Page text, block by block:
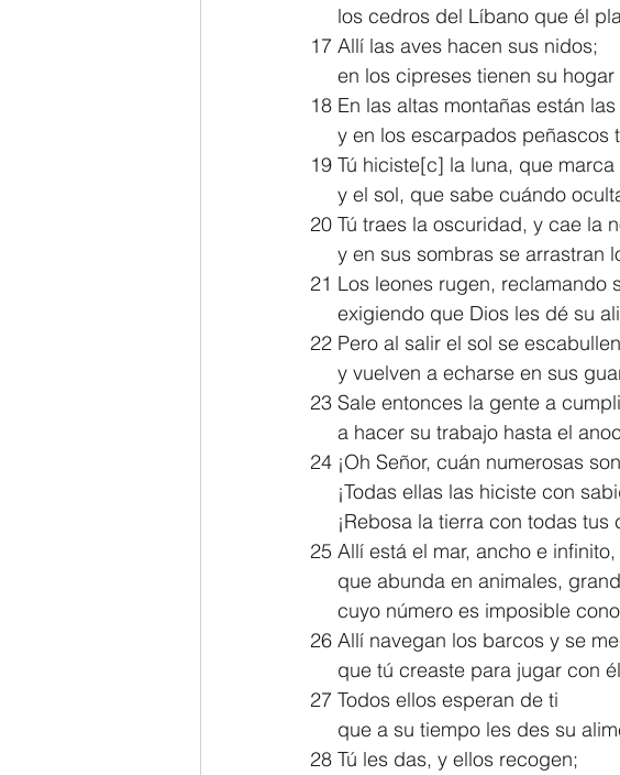
los cedros del Líbano que él
17 Allí las aves hacen sus nidos;
en los cipreses tienen su
18 En las altas montañas están
y en los escarpados
19 Tú hiciste[c] la luna, que
y el sol, que sabe cuándo
20 Tú traes la oscuridad, y cae la
y en sus sombras se
21 Los leones rugen, reclamando
exigiendo que Dios les dé su
22 Pero al salir el sol se
y vuelven a echarse en sus
23 Sale entonces la gente a
a hacer su trabajo hasta el
24 ¡Oh Señor, cuán numerosas
¡Todas ellas las hiciste con
¡Rebosa la tierra con todas tus
25 Allí está el mar, ancho e infinito,
que abunda en animales,
cuyo número es imposible
26 Allí navegan los barcos y se
que tú creaste para jugar con
27 Todos ellos esperan de ti
que a su tiempo les des su
28 Tú les das, y ellos recogen;